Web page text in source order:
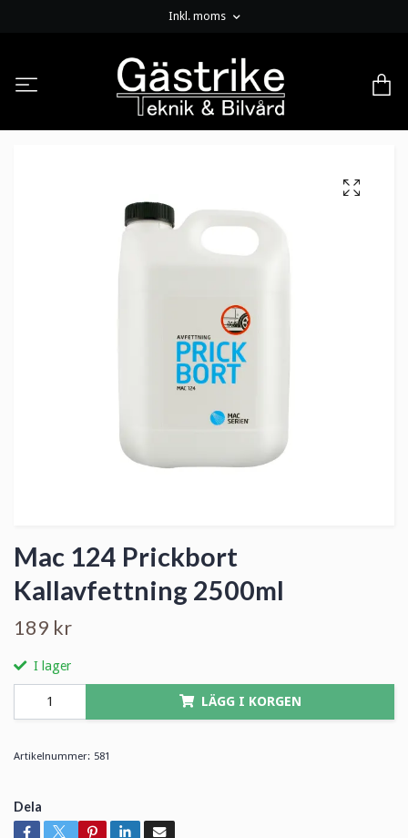
Inkl. moms
Mac 124 Prickbort
Kallavfettning 2500ml
189 kr
I lager
LÄGG I KORGEN
Artikelnummer: 581
Dela